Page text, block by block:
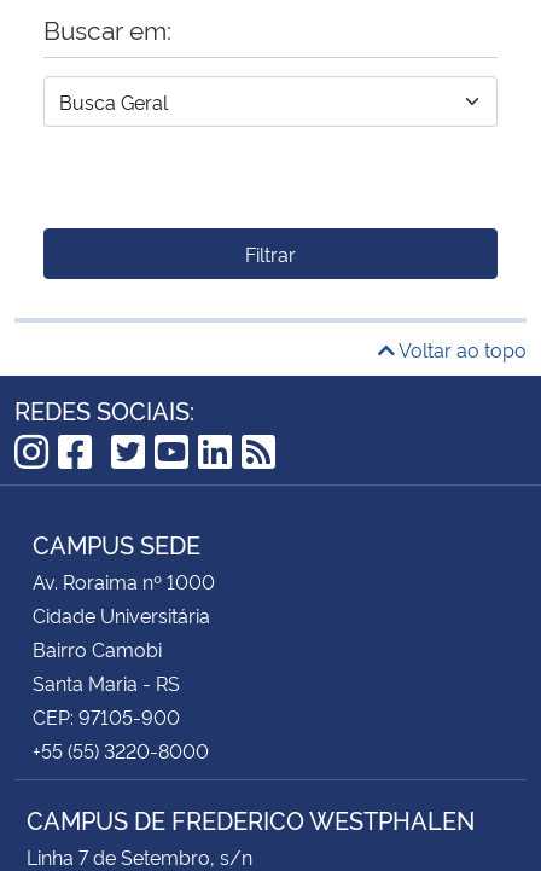
Buscar em:
Filtrar
Voltar ao topo
REDES SOCIAIS:
Instagram
Facebook
TikTok
Twitter
YouTube
LinkedIn
RSS
CAMPUS SEDE
Av. Roraima nº 1000
Cidade Universitária
Bairro Camobi
Santa Maria - RS
CEP: 97105-900
+55 (55) 3220-8000
CAMPUS DE FREDERICO WESTPHALEN
Linha 7 de Setembro, s/n